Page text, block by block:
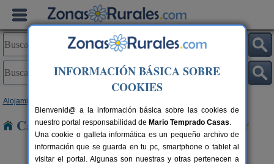
Alojamientos
Casas Rurales cerca de Lariño
INFORMACIÓN BÁSICA SOBRE
COOKIES
Bienvenid@ a la información básica sobre las cookies de
nuestro portal responsabilidad de Mario Temprado Casas.
Una cookie o galleta informática es un pequeño archivo de
información que se guarda en tu pc, smartphone o tablet al
visitar el portal. Algunas son nuestras y otras pertenecen a